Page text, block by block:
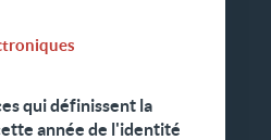
qui définissent la
année de l'identité